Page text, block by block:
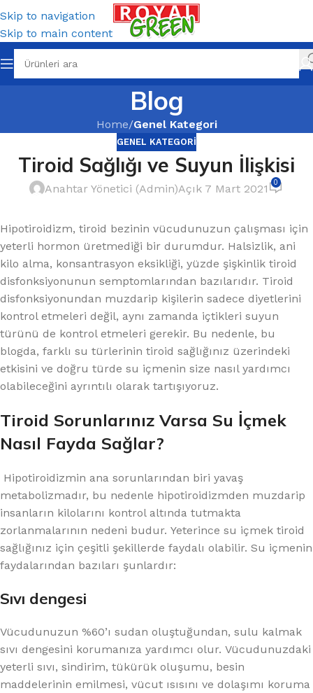
Skip to navigation
Skip to main content
Blog
Home/Genel Kategori
GENEL KATEGORI
Tiroid Sağlığı ve Suyun İlişkisi
Anahtar Yönetici (Admin)Açık 7 Mart 2021 0
Hipotiroidizm, tiroid bezinin vücudunuzun çalışması için
yeterli hormon üretmediği bir durumdur. Halsizlik, ani
kilo alma, konsantrasyon eksikliği, yüzde şişkinlik tiroid
disfonksiyonunun semptomlarından bazılarıdır. Tiroid
disfonksiyonundan muzdarip kişilerin sadece diyetlerini
kontrol etmeleri değil, aynı zamanda içtikleri suyun
türünü de kontrol etmeleri gerekir. Bu nedenle, bu
blogda, farklı su türlerinin tiroid sağlığınız üzerindeki
etkisini ve doğru türde su içmenin size nasıl yardımcı
olabileceğini ayrıntılı olarak tartışıyoruz.
Tiroid Sorunlarınız Varsa Su İçmek
Nasıl Fayda Sağlar?
Hipotiroidizmin ana sorunlarından biri yavaş
metabolizmadır, bu nedenle hipotiroidizmden muzdarip
insanların kilolarını kontrol altında tutmakta
zorlanmalarının nedeni budur. Yeterince su içmek tiroid
sağlığınız için çeşitli şekillerde faydalı olabilir. Su içmenin
faydalarından bazıları şunlardır:
Sıvı dengesi
Vücudunuzun %60’ı sudan oluştuğundan, sulu kalmak
sıvı dengesini korumanıza yardımcı olur. Vücudunuzdaki
yeterli sıvı, sindirim, tükürük oluşumu, besin
maddelerinin emilmesi, vücut ısısını ve dolaşımı koruma